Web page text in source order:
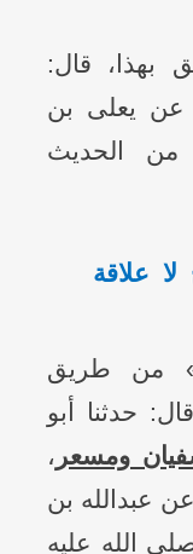
بهذا، قال:
عن يعلى بن
من الحديث
علاقة
من طريق
حدثنا أبو
ومسعر ،
عبدالله بن
الله عليه